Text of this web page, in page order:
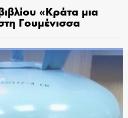
«Κράτα μια
Γουμένισσα